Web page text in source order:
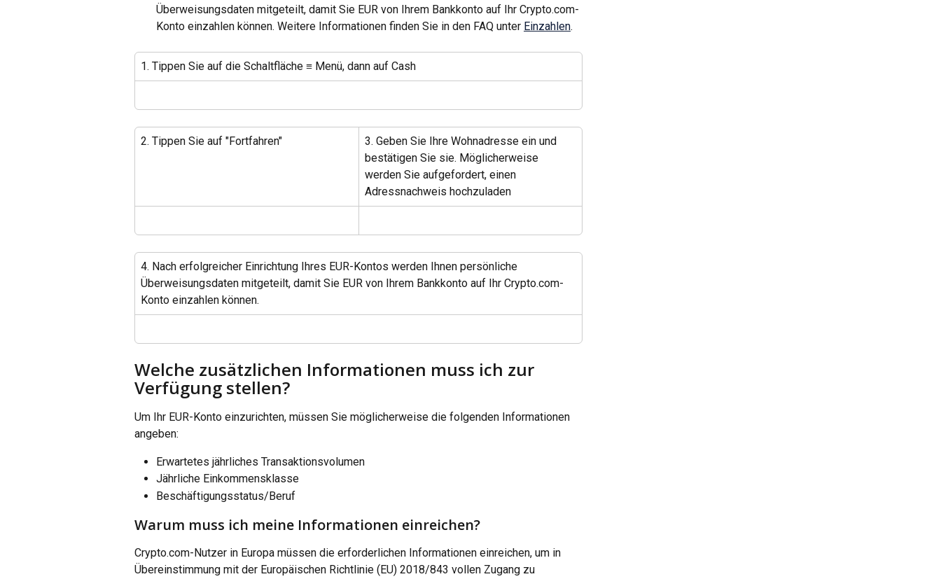
Überweisungsdaten mitgeteilt, damit Sie EUR von Ihrem Bankkonto auf Ihr Crypto.com-
Konto einzahlen können. Weitere Informationen finden Sie in den FAQ unter Einzahlen.
1. Tippen Sie auf die Schaltfläche ≡ Menü, dann auf Cash
2. Tippen Sie auf "Fortfahren"
3. Geben Sie Ihre Wohnadresse ein und
bestätigen Sie sie. Möglicherweise
werden Sie aufgefordert, einen
Adressnachweis hochzuladen
4. Nach erfolgreicher Einrichtung Ihres EUR-Kontos werden Ihnen persönliche
Überweisungsdaten mitgeteilt, damit Sie EUR von Ihrem Bankkonto auf Ihr Crypto.com-
Konto einzahlen können.
Welche zusätzlichen Informationen muss ich zur
Verfügung stellen?
Um Ihr EUR-Konto einzurichten, müssen Sie möglicherweise die folgenden Informationen
angeben:
Erwartetes jährliches Transaktionsvolumen
Jährliche Einkommensklasse
Beschäftigungsstatus/Beruf
Warum muss ich meine Informationen einreichen?
Crypto.com-Nutzer in Europa müssen die erforderlichen Informationen einreichen, um in
Übereinstimmung mit der Europäischen Richtlinie (EU) 2018/843 vollen Zugang zu